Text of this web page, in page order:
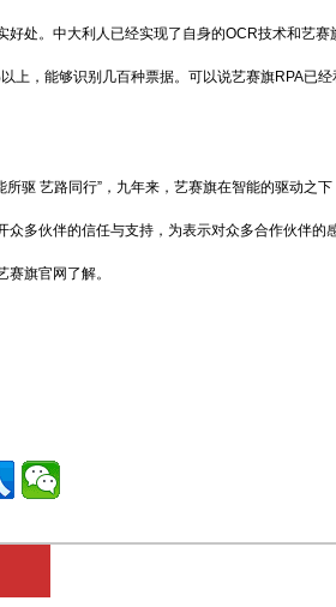
好处。中大利人已经实现了自身的OCR技术和艺
上，能够识别几百种票据。可以说艺赛旗RPA已
驱 艺路同行”，九年来，艺赛旗在智能的驱动之
众多伙伴的信任与支持，为表示对众多合作伙伴
旗官网了解。